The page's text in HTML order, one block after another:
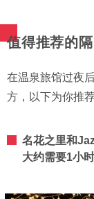
值得推荐的
在温泉旅馆过夜
方，以下为你推
名花之里和
大约需要1小